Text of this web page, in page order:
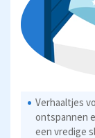
Verhaaltjes
ontspannen
een vredige